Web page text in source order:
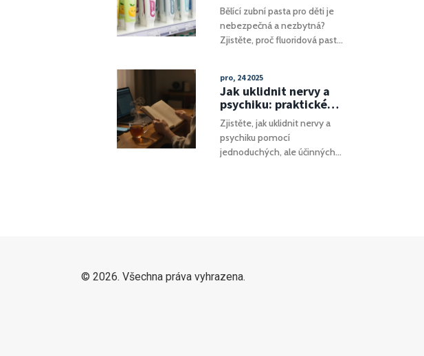
vědět před nákupem
Bělící zubní pasta pro děti je
nebezpečná a nezbytná?
Zjistěte, proč fluoridová pasta
skutečně bílých a zdravých
zubů u dětí bez rizika
poškození.
pro, 24 2025
Jak uklidnit nervy a
psychiku: praktické
způsoby, které
skutečně pomáhají
Zjistěte, jak uklidnit nervy a
psychiku pomocí
jednoduchých, ale účinných
© 2026. Všechna práva vyhrazena.